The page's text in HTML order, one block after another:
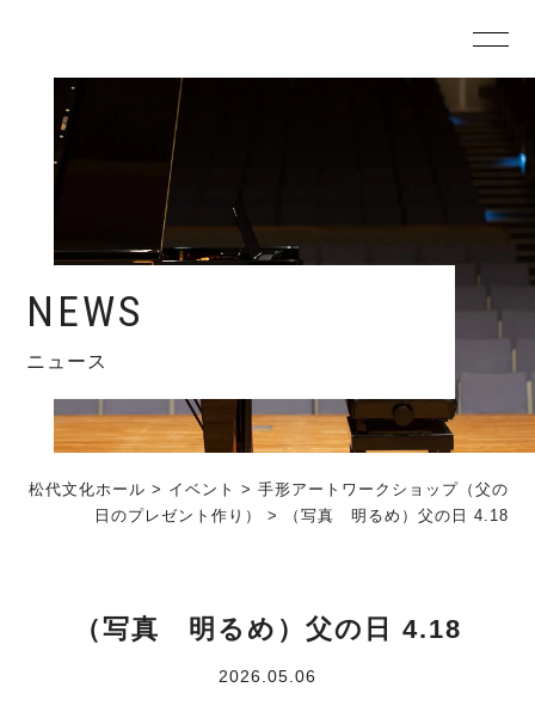
NEWS
ニュース
松代文化ホール > イベント > 手形アートワークショップ（父の
日のプレゼント作り）
> （写真 明るめ）父の日 4.18
（写真 明るめ）父の日 4.18
2026.05.06